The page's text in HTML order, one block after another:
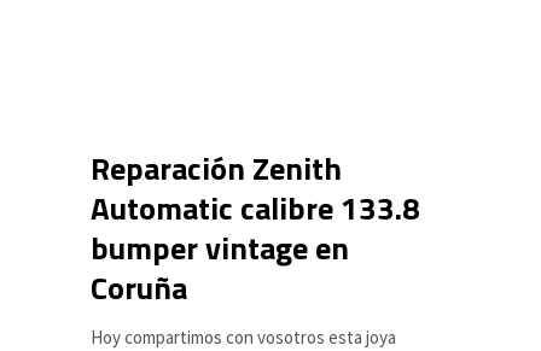
Reparación Zenith
Automatic calibre 133.8
bumper vintage en
Coruña
Hoy compartimos con vosotros esta joya